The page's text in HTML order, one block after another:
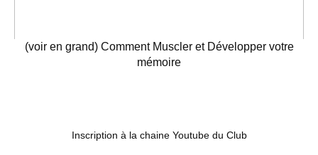
(voir en grand) Comment Muscler et Développer votre
mémoire
Inscription à la chaine Youtube du Club